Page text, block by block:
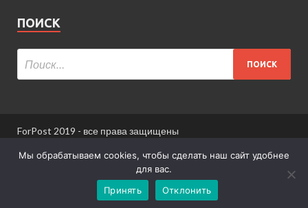
ПОИСК
ForPost 2019 - все права защищены
При использовании материалов сайта ссылка
Информация для пользователей сайта
Мы обрабатываем cookies, чтобы сделать наш сайт удобнее
для вас.
Принять
Отклонить